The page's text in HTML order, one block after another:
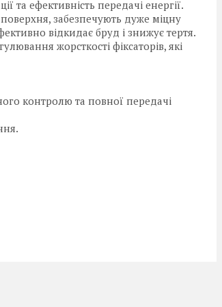
та ефективність передачі енергії.
забезпечують дуже міцну
відкидає бруд і знижує тертя.
жорсткості фіксаторів, які
контролю та повної передачі